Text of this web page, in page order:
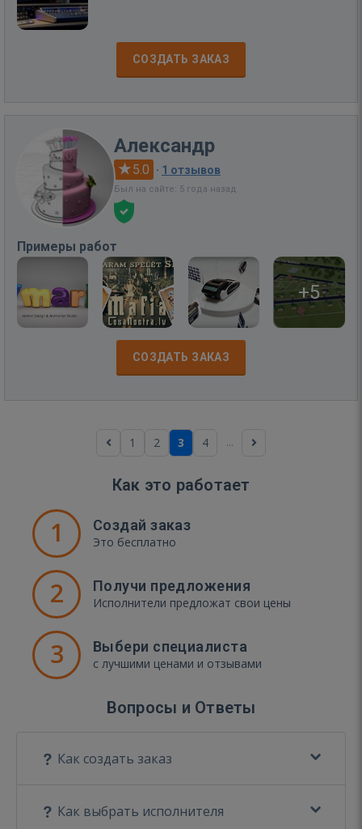
СОЗДАТЬ ЗАКАЗ
Александр
5.0 · 1 отзывов
Был на сайте: 5 года назад
Примеры работ
+5
СОЗДАТЬ ЗАКАЗ
1 2 3 4 ...
Как это работает
1 Создай заказ
Это бесплатно
2 Получи предложения
Исполнители предложат свои цены
3 Выбери специалиста
с лучшими ценами и отзывами
Вопросы и Ответы
Как создать заказ
Как выбрать исполнителя